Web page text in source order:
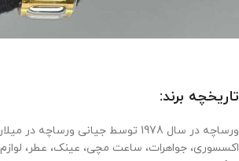
تاریخچه برند:
ورساچه در سال 1978 توسط جیانی
اکسسوری، جواهرات، ساعت مچی، عینک، عطر،